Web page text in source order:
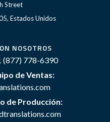
Street
Estados Unidos
NOSOTROS
(877) 778-6390
de Ventas:
de Producción: